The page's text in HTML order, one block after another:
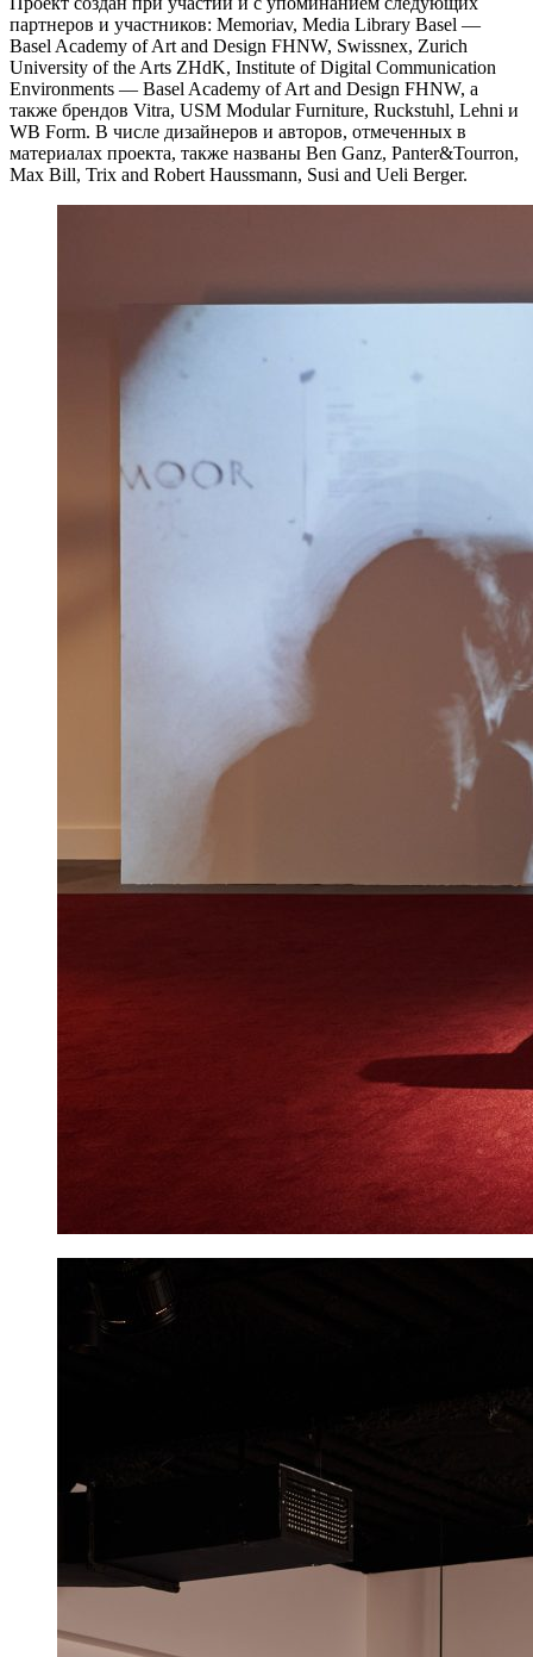
партнеров и участников: Memoriav, Media Library Basel —
Basel Academy of Art and Design FHNW, Swissnex, Zurich
University of the Arts ZHdK, Institute of Digital Communication
Environments — Basel Academy of Art and Design FHNW, а
также брендов Vitra, USM Modular Furniture, Ruckstuhl, Lehni и
WB Form. В числе дизайнеров и авторов, отмеченных в
материалах проекта, также названы Ben Ganz, Panter&Tourron,
Max Bill, Trix and Robert Haussmann, Susi and Ueli Berger.